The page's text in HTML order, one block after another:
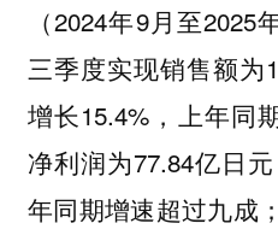
（2024年9月至
三季度实现销售额为
增长15.4%，上年同
净利润为77.84亿日
年同期增速超过九成